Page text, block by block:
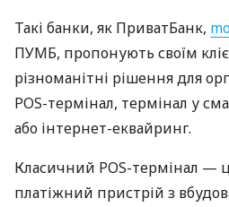
Такі банки, як ПриватБанк,
ПУМБ, пропонують своїм
різноманітні рішення для
POS-термінал, термінал у
або інтернет-еквайринг.
Класичний POS-термінал —
платіжний пристрій з